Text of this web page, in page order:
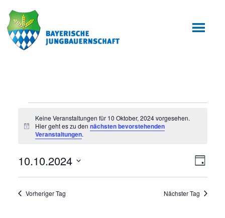
Inhalt
springen
Fußzeile
springen
Veranstaltungen
für
Oktober,
2024
Hinweis
Keine Veranstaltungen für 10 Oktober, 2024 vorgesehen.
Hier geht es zu dennächsten bevorstehenden
Veranstaltungen.
Tag
10.10.2024
Vorheriger Tag
Nächster Tag